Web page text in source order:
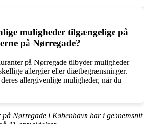
muligheder tilgængelige på
på Nørregade?
på Nørregade tilbyder muligheder
allergier eller diætbegrænsninger.
allergivenlige muligheder, når du
på Nørregade i København har i gennemsnit